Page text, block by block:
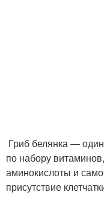
Гриб белянка —
по набору
аминокислоты и
присутствие